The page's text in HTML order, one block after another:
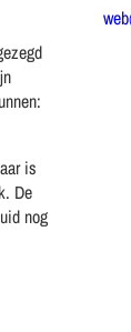
is
De
nog